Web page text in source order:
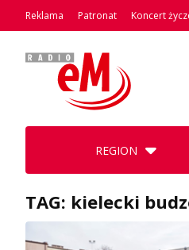
Reklama Patronat Koncert
REGION
TAG: kielecki